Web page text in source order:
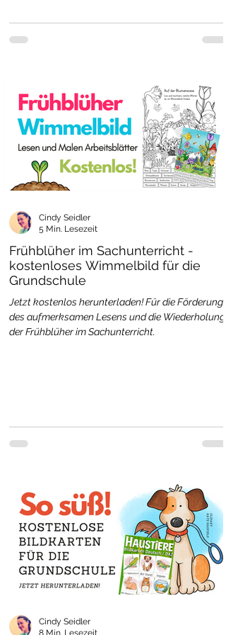
individuelle Projekte.
Frühblüher im Sachunterricht -
kostenloses Wimmelbild für die
Grundschule
Jetzt kostenlos herunterladen! Für die Förderung
des aufmerksamen Lesens und die Wiederholung
der Frühblüher im Sachunterricht.
Cindy Seidler
5 Min. Lesezeit
Cindy Seidler
8 Min. Lesezeit